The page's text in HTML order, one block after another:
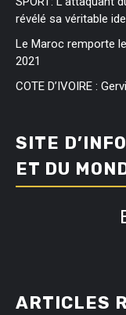
révélé sa véritable
Le Maroc remporte
2021
COTE D’IVOIRE :
SITE
ET DU
ARTICLES